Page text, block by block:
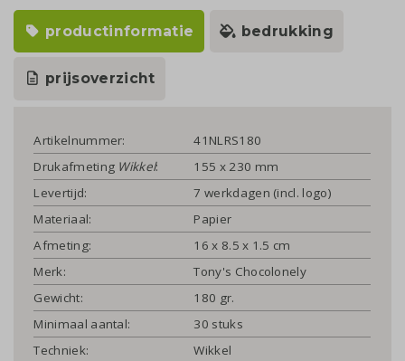
productinformatie bedrukking
prijsoverzicht
Artikelnummer:
41NLRS180
Drukafmeting Wikkel:
155 x 230 mm
Levertijd:
7 werkdagen (incl. logo)
Materiaal:
Papier
Afmeting:
16 x 8.5 x 1.5 cm
Merk:
Tony's Chocolonely
Gewicht:
180 gr.
Minimaal aantal:
30 stuks
Techniek:
Wikkel